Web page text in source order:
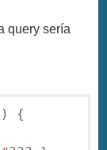
query sería
{